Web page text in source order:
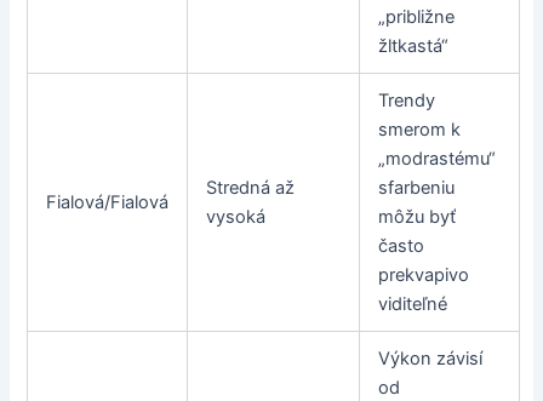
„približne
žltkastá“
Fialová/Fialová
Stredná až
vysoká
Trendy
smerom k
„modrastému“
sfarbeniu
môžu byť
často
prekvapivo
viditeľné
Výkon závisí
od